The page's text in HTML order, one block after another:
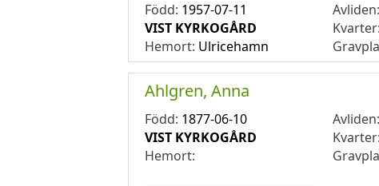
Född: 1957-07-11 Avliden:
VIST KYRKOGÅRD
Kvarter:
Hemort: Ulricehamn
Ahlgren, Anna
Född: 1877-06-10 Avliden:
VIST KYRKOGÅRD
Kvarter:
Hemort: